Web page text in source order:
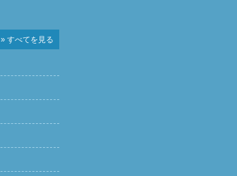
» すべてを見る